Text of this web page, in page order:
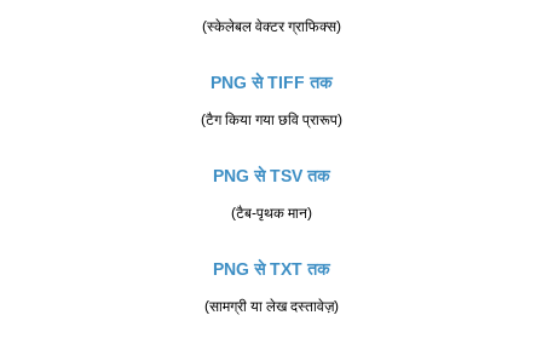
(स्केलेबल वेक्टर ग्राफिक्स)
PNG से TIFF तक
(टैग किया गया छवि प्रारूप)
PNG से TSV तक
(टैब-पृथक मान)
PNG से TXT तक
(सामग्री या लेख दस्तावेज़)